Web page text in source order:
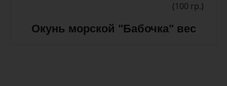
(100 гр.)
Окунь морской "Бабочка" вес